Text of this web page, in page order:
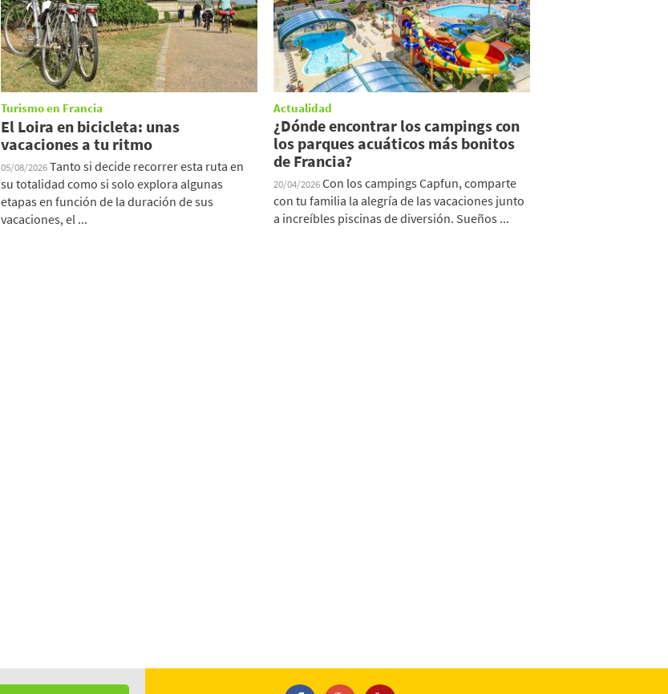
Turismo en Francia
El Loira en bicicleta: unas
vacaciones a tu ritmo
05/08/2026Tanto si decide recorrer esta ruta en
su totalidad como si solo explora algunas
etapas en función de la duración de sus
vacaciones, el ...
Actualidad
¿Dónde encontrar los campings con
los parques acuáticos más bonitos
de Francia?
20/04/2026Con los campings Capfun, comparte
con tu familia la alegría de las vacaciones junto
a increíbles piscinas de diversión. Sueños ...